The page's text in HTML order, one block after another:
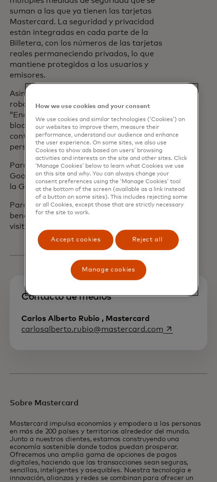
suman a las que ya tienen las tarjetas
Mastercard. La seguridad y privacidad
están integradas en cada parte de la
Billetera, con los números de las tarjetas
reales permaneciendo privados, lo que
mantiene protegidos a los usuarios y
emisores.
Asimismo, si el dispositivo se pierde o es
robado, se puede utilizar la función
“Encontrar mi dispositivo” para
bloquearlo, asegurarlo con una nueva
contraseña, o borrar toda la información
personal de forma instantánea.
Para empezar a utilizar la Billetera de
Google, descargue la aplicación desde
la Google Play Store hoy.
Para más información sobre los
beneficios de utilizar su Mastercard,
visite nuestro
Contacto de medios
Carlos Alberto Rubio , Mastercard
carlosalberto.rubio@mastercard.com opens in a
Sobre Mastercard
Mastercard impulsa economías y empodera a las personas
en más de 200 países y territorios alrededor del mundo.
Junto a nuestros clientes, estamos construyendo una
economía sostenible donde todos puedan prosperar.
Ofrecemos una amplia gama de opciones de pagos
digitales, haciendo que las transacciones sean seguras,
sencillas, inteligentes y asequibles. Nuestra tecnología e
innovación, alianzas y redes se combinan para ofrecer un
How we use cookies and your consent
We use cookies and similar technologies (‘Cookies’) on
our websites to improve them, measure their
performance, understand our audience and enhance
the user experience. On some sites, we also use
Cookies to show ads based on users’ browsing
activities and interests on the site and other sites. Click
‘Manage Cookies’ below to learn what Cookies we use
on this site and why. You can always change your
consent preferences using the ‘Manage Cookies’ tool
at the bottom of the screen (available as a link instead
of a button on some sites). This includes rejecting some
or all Cookies, except those that are strictly necessary
for the site to work.
Accept cookies Reject all
Manage cookies